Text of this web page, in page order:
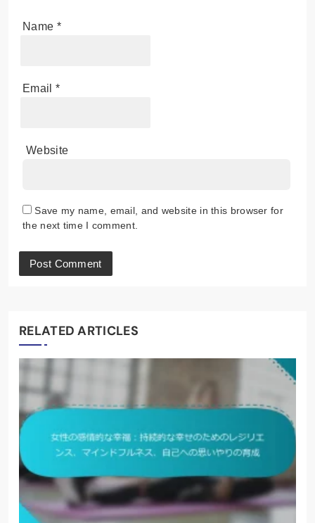
Name *
Email *
Website
Save my name, email, and website in this browser for
the next time I comment.
RELATED ARTICLES